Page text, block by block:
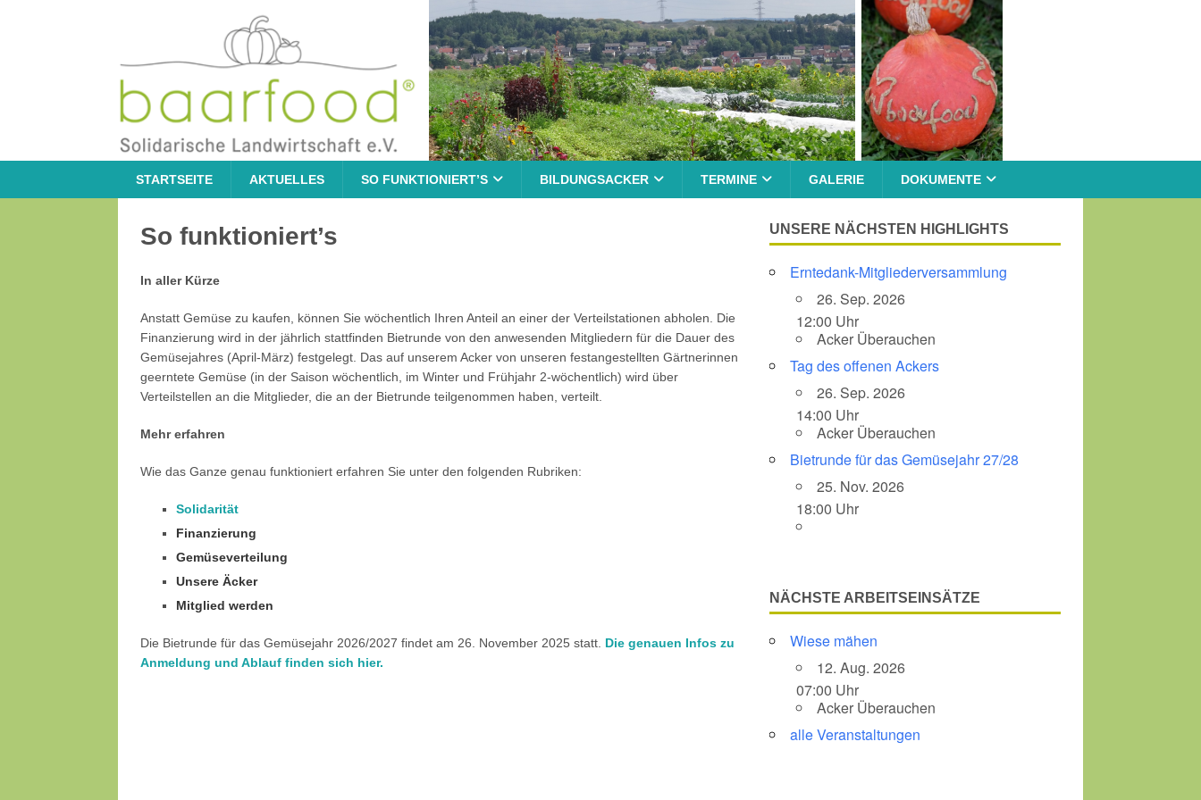
STARTSEITE AKTUELLES SO FUNKTIONIERT’S BILDUNGSACKER TERMINE GALERIE DOKUMENTE
So funktioniert’s
In aller Kürze
Anstatt Gemüse zu kaufen, können Sie wöchentlich Ihren Anteil an einer der Verteilstationen abholen. Die
Finanzierung wird in der jährlich stattfinden Bietrunde von den anwesenden Mitgliedern für die Dauer des
Gemüsejahres (April-März) festgelegt. Das auf unserem Acker von unseren festangestellten Gärtnerinnen
geerntete Gemüse (in der Saison wöchentlich, im Winter und Frühjahr 2-wöchentlich) wird über
Verteilstellen an die Mitglieder, die an der Bietrunde teilgenommen haben, verteilt.
Mehr erfahren
Wie das Ganze genau funktioniert erfahren Sie unter den folgenden Rubriken:
Solidarität
Finanzierung
Gemüseverteilung
Unsere Äcker
Mitglied werden
Die Bietrunde für das Gemüsejahr 2026/2027 findet am 26. November 2025 statt. Die genauen Infos zu
Anmeldung und Ablauf finden sich hier.
UNSERE NÄCHSTEN HIGHLIGHTS
Erntedank-Mitgliederversammlung
26. Sep. 2026
12:00 Uhr
Acker Überauchen
Tag des offenen Ackers
26. Sep. 2026
14:00 Uhr
Acker Überauchen
Bietrunde für das Gemüsejahr 27/28
25. Nov. 2026
18:00 Uhr
NÄCHSTE ARBEITSEINSÄTZE
Wiese mähen
12. Aug. 2026
07:00 Uhr
Acker Überauchen
alle Veranstaltungen